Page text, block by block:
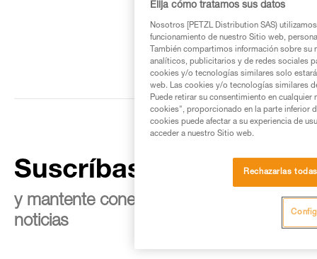
Suscríbase al boletín
y mantente conectado con nuestras
noticias
Elija cómo tratamos sus datos
Nosotros [PETZL Distribution SAS)
funcionamiento de nuestro Sitio web,
También compartimos información sobre
analíticos, publicitarios y de redes sociales
cookies y/o tecnologías similares solo
web. Las cookies y/o tecnologías similares
Puede retirar su consentimiento en
cookies", proporcionado en la parte inferior
cookies puede afectar a su experiencia de
acceder a nuestro Sitio web.
Rechazarlas